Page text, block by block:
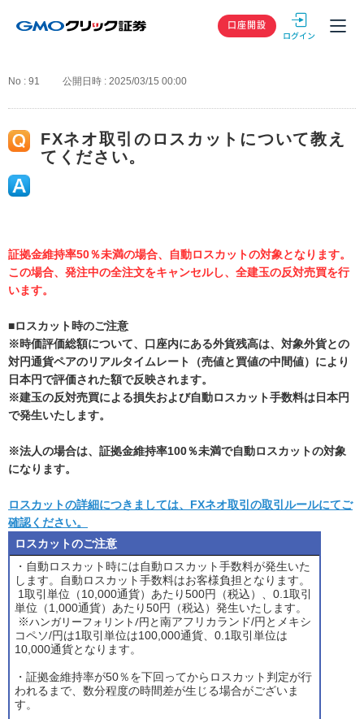
GMOクリック
口座開設
No : 91 公開日時 : 2025/03/15 00:00
FXネオ取引のロスカットについて教え
てください。
証拠金維持率50％未満の場合、自動ロスカットの対象となります。
この場合、発注中の全注文をキャンセルし、全建玉の反対売買を行
います。
■ロスカット時のご注意
※時価評価総額について、口座内にある外貨残高は、対象外貨との
対円通貨ペアのリアルタイムレート（売値と買値の中間値）により
日本円で評価された額で反映されます。
※建玉の反対売買による損失および自動ロスカット手数料は日本円
で発生いたします。
※法人の場合は、証拠金維持率100％未満で自動ロスカットの対象
になります。
ロスカットの詳細につきましては、FXネオ取引の取引ルールにてご
確認ください。
ロスカットのご注意
・自動ロスカット時には自動ロスカット手数料が発生いた
します。自動ロスカット手数料はお客様負担となります。
1取引単位（10,000通貨）あたり500円（税込）、0.1取引
単位（1,000通貨）あたり50円（税込）発生いたします。
※ハンガリーフォリント/円と南アフリカランド/円とメキシ
コペソ/円は1取引単位は100,000通貨、0.1取引単位は
10,000通貨となります。
・証拠金維持率が50％を下回ってからロスカット判定が行
われるまで、数分程度の時間差が生じる場合がございま
す。